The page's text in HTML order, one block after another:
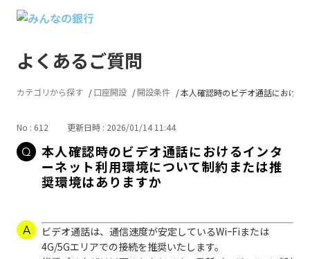
よくあるご質問
カテゴリから探す 口座開設 開設条件 本人確認時のビデオ通話における
No : 612 更新日時 : 2026/01/14 11:44
本人確認時のビデオ通話におけるインタ
ーネット利用環境について制約または推
奨環境はありますか
ビデオ通話は、通信速度が安定しているWiｰFiまたは
4G/5Gエリアでの接続を推奨いたします。